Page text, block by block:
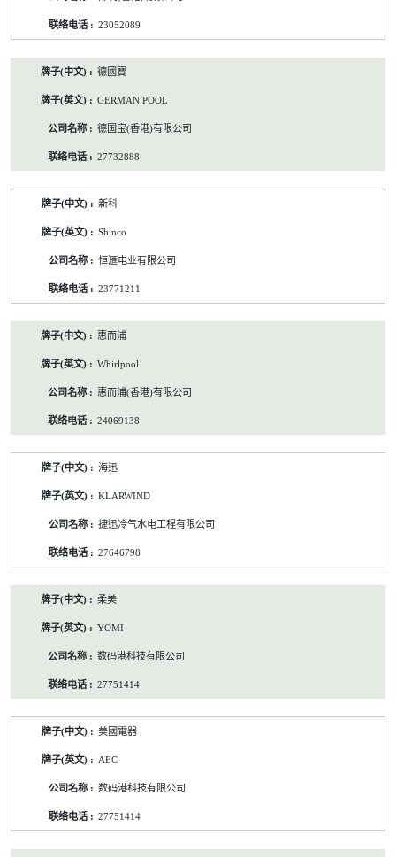
23052089
德國寶
GERMAN POOL
德国宝(香港)有限公司
27732888
新科
Shinco
恒滙电业有限公司
23771211
惠而浦
Whirlpool
惠而浦(香港)有限公司
24069138
海迅
KLARWIND
捷迅冷气水电工程有限公司
27646798
柔美
YOMI
数码港科技有限公司
27751414
美國電器
AEC
数码港科技有限公司
27751414